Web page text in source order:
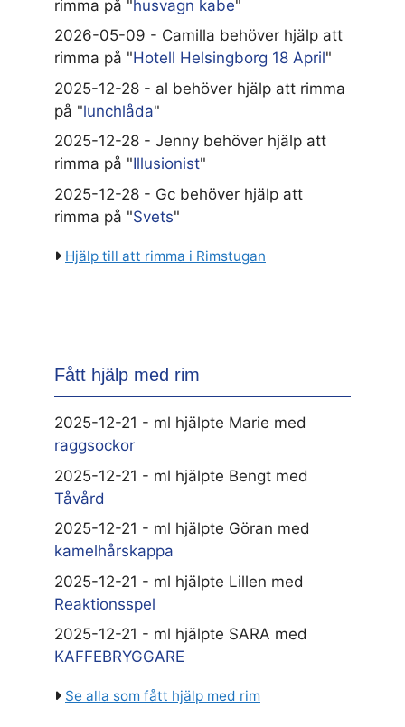
rimma på "husvagn kabe"
2026-05-09 - Camilla behöver hjälp att
rimma på "Hotell Helsingborg 18 April"
2025-12-28 - al behöver hjälp att rimma
på "lunchlåda"
2025-12-28 - Jenny behöver hjälp att
rimma på "Illusionist"
2025-12-28 - Gc behöver hjälp att
rimma på "Svets"
Hjälp till att rimma i Rimstugan
Fått hjälp med rim
2025-12-21 - ml hjälpte Marie med
raggsockor
2025-12-21 - ml hjälpte Bengt med
Tåvård
2025-12-21 - ml hjälpte Göran med
kamelhårskappa
2025-12-21 - ml hjälpte Lillen med
Reaktionsspel
2025-12-21 - ml hjälpte SARA med
KAFFEBRYGGARE
Se alla som fått hjälp med rim